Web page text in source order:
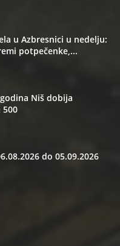
u Azbresnici u nedelju:
potpečenke,...
Niš dobija
do 05.09.2026